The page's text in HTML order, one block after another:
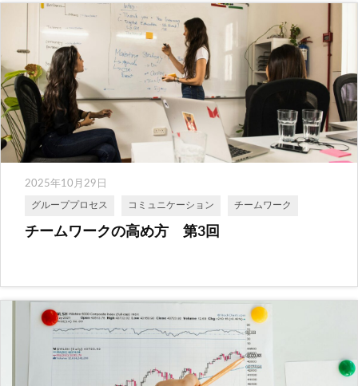
2025年10月29日
グループプロセス コミュニケーション チームワーク
チームワークの高め方 第3回